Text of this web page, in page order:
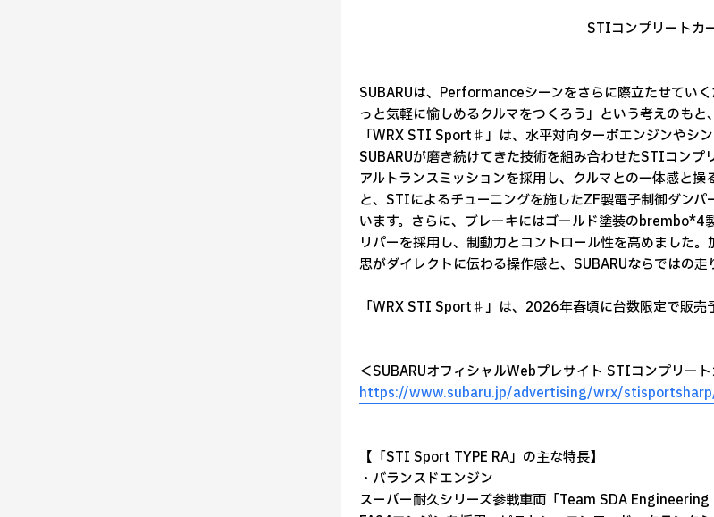
STIコンプリート
SUBARUは、Performanceシーンをさらに際立たせてい
っと気軽に愉しめるクルマをつくろう」という考えのもと
「WRX STI Sport♯」は、水平対向ターボエンジンやシ
SUBARUが磨き続けてきた技術を組み合わせたSTIコン
アルトランスミッションを採用し、クルマとの一体感と
と、STIによるチューニングを施したZF製電子制御ダン
います。さらに、ブレーキにはゴールド塗装の
リパーを採用し、制動力とコントロール性を高めました
思がダイレクトに伝わる操作感と、SUBARUならではの走
「WRX STI Sport♯」は、2026年春頃に台数限定で販売
＜SUBARUオフィシャルWebプレサイト STIコンプリー
https://www.subaru.jp/advertising/wrx/
【「STI Sport TYPE RA」の主な特長】
・バランスドエンジン
スーパー耐久シリーズ参戦車両「Team SDA